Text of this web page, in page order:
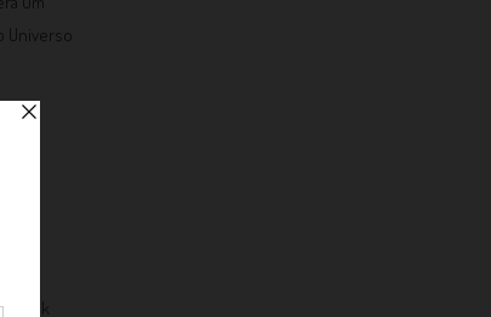
Universo
link